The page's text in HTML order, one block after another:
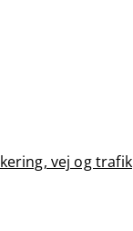
vej og trafik